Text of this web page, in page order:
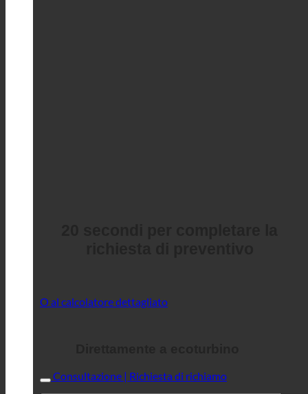
O al calcolatore dettagliato
Consultazione | Richiesta di richiamo